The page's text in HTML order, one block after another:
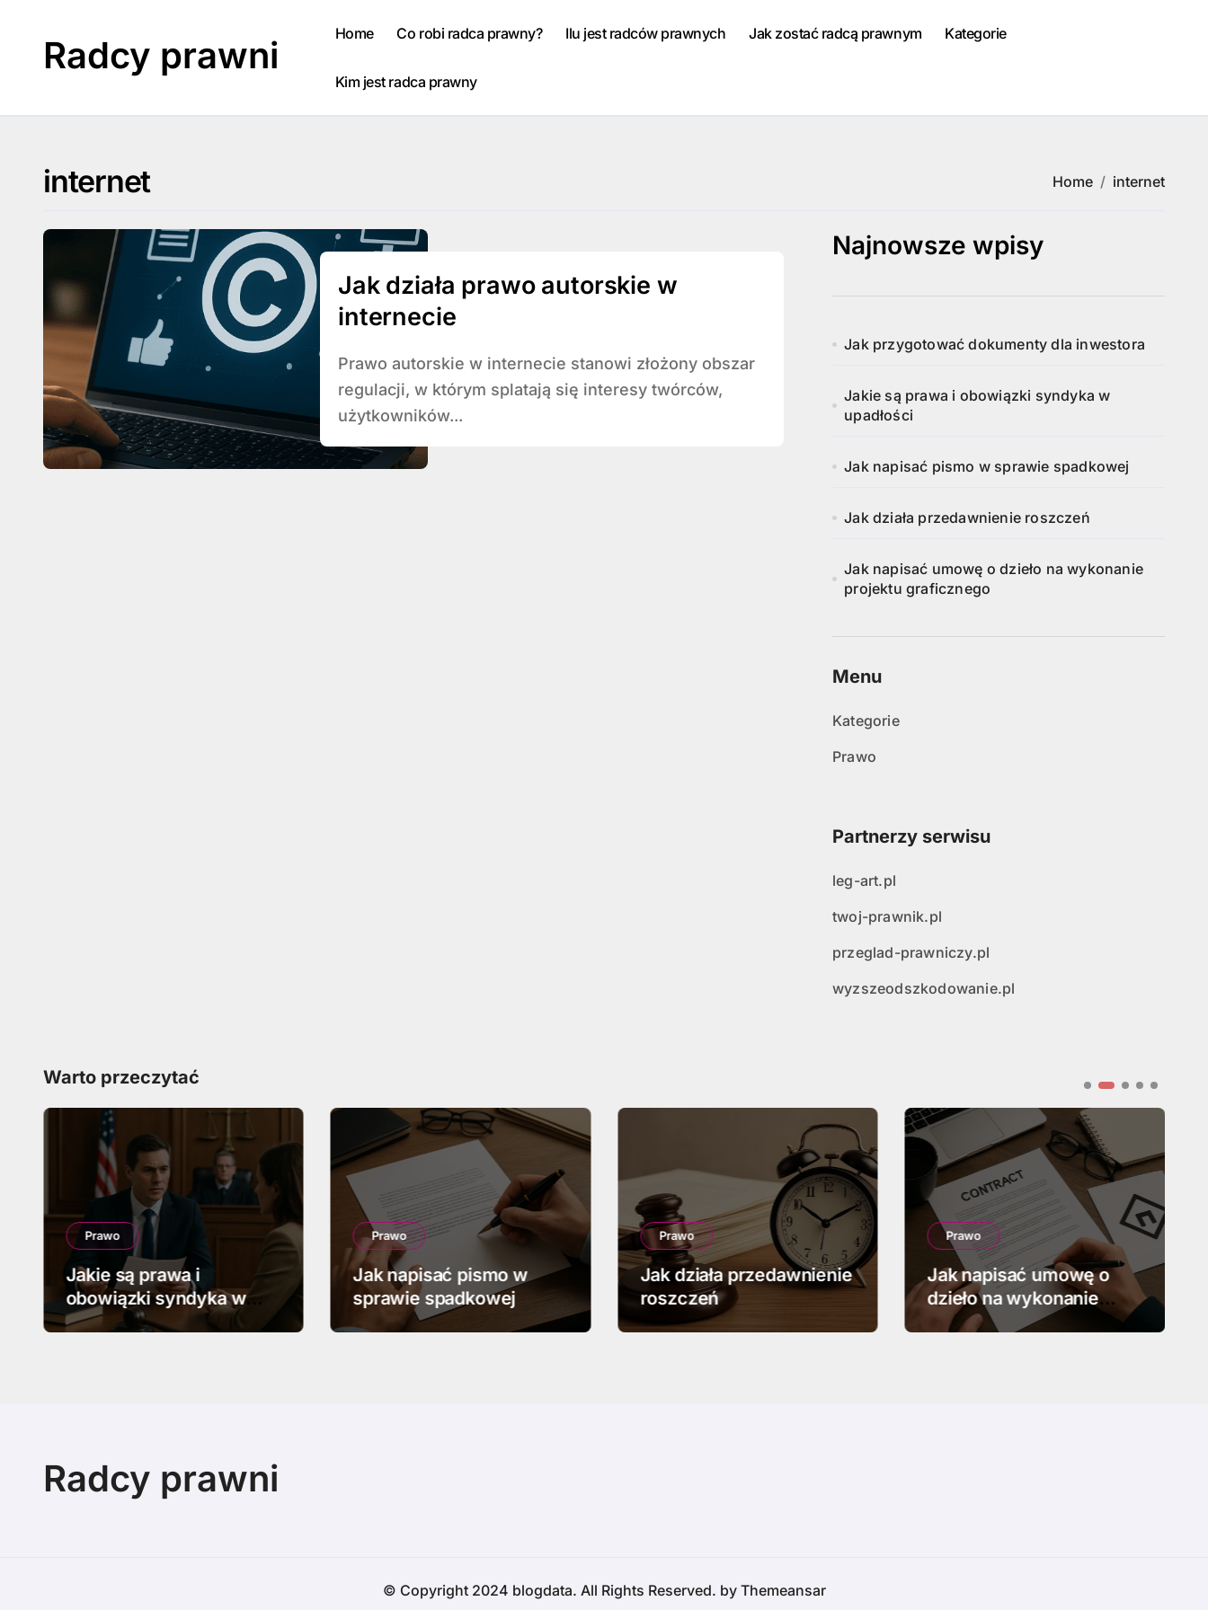
contentRadcy prawni Home Co robi radca prawny? Ilu jest radców prawnych Jak zostać radcą prawnym Kategorie
Kim jest radca prawny
internet Home internet
Jak działa prawo autorskie w
internecie
Prawo autorskie w internecie stanowi złożony obszar
regulacji, w którym splatają się interesy twórców,
użytkowników...
Najnowsze wpisy
Jak przygotować dokumenty dla inwestora
Jakie są prawa i obowiązki syndyka w
upadłości
Jak napisać pismo w sprawie spadkowej
Jak działa przedawnienie roszczeń
Jak napisać umowę o dzieło na wykonanie
projektu graficznego
Menu
Kategorie
Prawo
Partnerzy serwisu
leg-art.pl
twoj-prawnik.pl
przeglad-prawniczy.pl
wyzszeodszkodowanie.pl
Warto przeczytać
Prawo
Jakie są prawa i
obowiązki syndyka w
upadłości
Prawo
Jak napisać pismo w
sprawie spadkowej
Prawo
Jak działa przedawnienie
roszczeń
Prawo
Jak napisać umowę o
dzieło na wykonanie
projektu graficznego
Radcy prawni
© Copyright 2024 blogdata. All Rights Reserved. by Themeansar